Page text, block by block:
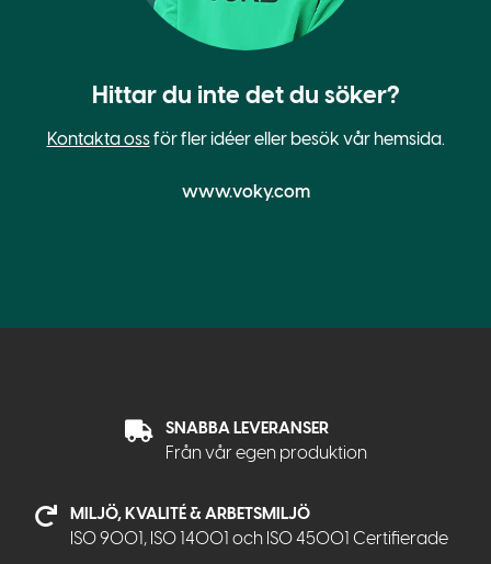
Hittar du inte det du söker?
Kontakta ossför fler idéer eller besök vår hemsida.
www.voky.com
SNABBA LEVERANSER
Från vår egen produktion
MILJÖ, KVALITÉ & ARBETSMILJÖ
ISO 9001, ISO 14001 och ISO 45001 Certifierade